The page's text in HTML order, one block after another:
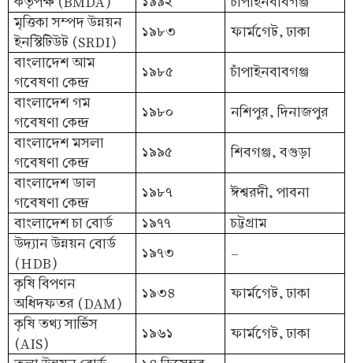
মৃত্তিকা সম্পদ উন্নয়ন
ইনস্টিটিউট (SRDI)
১৯৮৩
ফার্মগেট, ঢাকা
বাংলাদেশ আম
গবেষণা কেন্দ্র
১৯৮৫
চাঁপাইনবাবগঞ্জ
বাংলাদেশ গম
গবেষণা কেন্দ্র
১৯৮০
নশিপুর, দিনাজপুর
বাংলাদেশ মসলা
গবেষণা কেন্দ্র
১৯৯৫
শিবগঞ্জ, বগুড়া
বাংলাদেশ ডাল
গবেষণা কেন্দ্র
১৯৮৭
ঈশ্বরদী, পাবনা
বাংলাদেশ চা বোর্ড
১৯৭৭
চট্টগ্রাম
উদ্যান উন্নয়ন বোর্ড
(HDB)
১৯৭৩
-
কৃষি বিপণন
অধিদফতর (DAM)
১৯৩৪
ফার্মগেট, ঢাকা
কৃষি তথ্য সার্ভিস
(AIS)
১৯৬১
ফার্মগেট, ঢাকা